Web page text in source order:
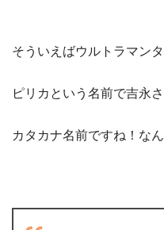
そういえばウルトラマン
ピリカという名前で吉永
カタカナ名前ですね！な